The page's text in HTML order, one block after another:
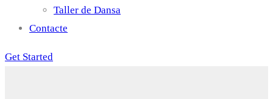
Taller de Dansa
Contacte
Get Started